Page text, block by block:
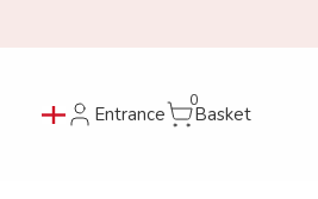
Entrance
0
Basket